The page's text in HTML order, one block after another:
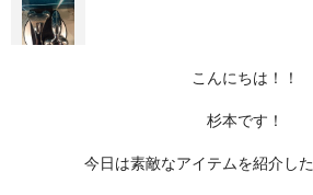
こんにちは！！
杉本です！
今日は素敵なアイテムを紹介し